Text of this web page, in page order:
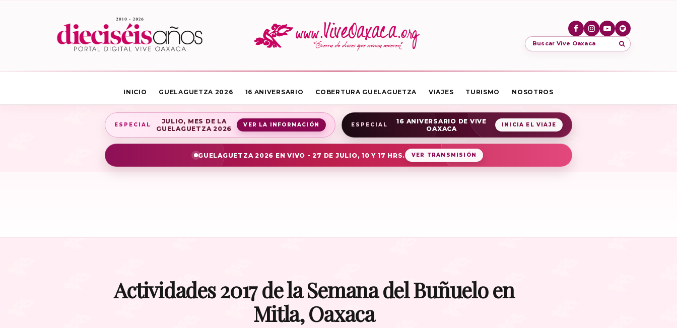
Buscar Vive Oaxaca
INICIO GUELAGUETZA 2026 16 ANIVERSARIO COBERTURA GUELAGUETZA VIAJES TURISMO NOSOTROS
ESPECIAL
JULIO, MES DE LA
GUELAGUETZA 2026
VER LA INFORMACIÓN ESPECIAL
16 ANIVERSARIO DE VIVE
OAXACA
INICIA EL VIAJE
GUELAGUETZA 2026 EN VIVO - 27 DE JULIO, 10 Y 17 HRS. VER TRANSMISIÓN
Actividades 2017 de la Semana del Buñuelo en
Mitla, Oaxaca